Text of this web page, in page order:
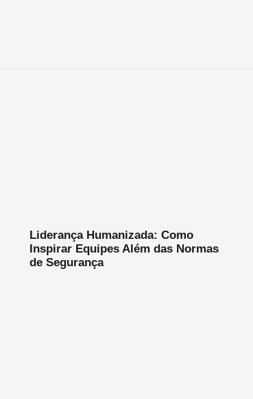
Liderança Humanizada: Como
Inspirar Equipes Além das Normas
de Segurança